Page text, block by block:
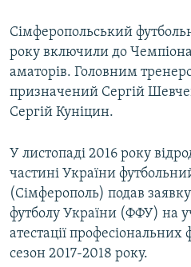
Сімферопольський
року включили до
аматорів. Головним
призначений Сергій
Сергій Куніцин.
У листопаді 2016 року
частині України
(Сімферополь) подав
футболу України (ФФУ) на
атестації професіональних
сезон 2017-2018 року.